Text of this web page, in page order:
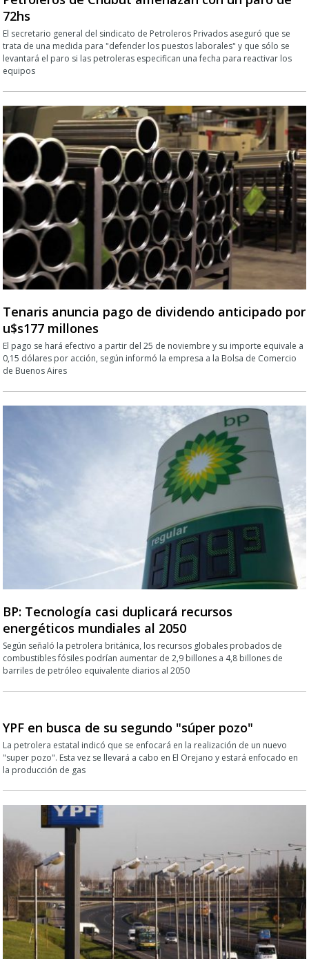
72hs
El secretario general del sindicato de Petroleros Privados aseguró que se
trata de una medida para "defender los puestos laborales" y que sólo se
levantará el paro si las petroleras especifican una fecha para reactivar los
equipos
Tenaris anuncia pago de dividendo anticipado por
u$s177 millones
El pago se hará efectivo a partir del 25 de noviembre y su importe equivale a
0,15 dólares por acción, según informó la empresa a la Bolsa de Comercio
de Buenos Aires
BP: Tecnología casi duplicará recursos
energéticos mundiales al 2050
Según señaló la petrolera británica, los recursos globales probados de
combustibles fósiles podrían aumentar de 2,9 billones a 4,8 billones de
barriles de petróleo equivalente diarios al 2050
YPF en busca de su segundo "súper pozo"
La petrolera estatal indicó que se enfocará en la realización de un nuevo
"super pozo". Esta vez se llevará a cabo en El Orejano y estará enfocado en
la producción de gas